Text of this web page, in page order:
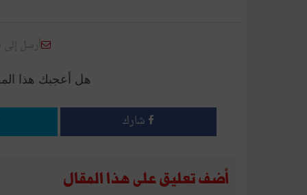
أرسل
هل أعجبك هذا
شارك
أضف تعليق على هذا المقال